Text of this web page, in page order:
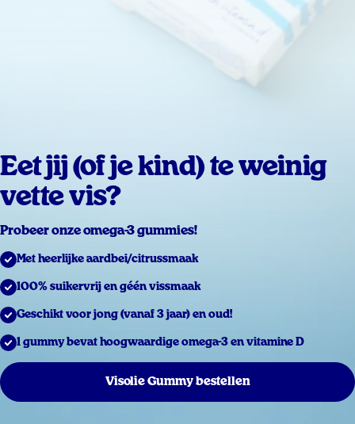
Eet jij (of je kind) te weinig
vette vis?
Probeer onze omega-3 gummies!
Met heerlijke aardbei/citrussmaak
100% suikervrij en géén vissmaak
Geschikt voor jong (vanaf 3 jaar) en oud!
1 gummy bevat hoogwaardige omega-3 en vitamine D
Visolie Gummy bestellen